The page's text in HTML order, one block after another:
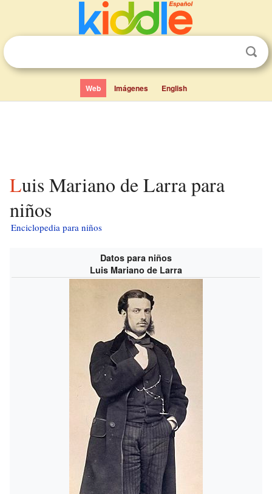
Web Imágenes English
Luis Mariano de Larra para
niños
Enciclopedia para niños
Datos para niños
Luis Mariano de Larra